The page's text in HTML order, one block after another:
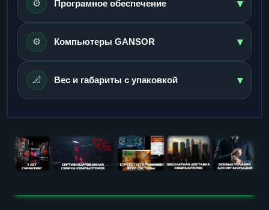
⚙️ Програмное обеспечение ▾
⚙️ Компьютеры GANSOR ▾
📐 Вес и габариты с упаковкой ▾